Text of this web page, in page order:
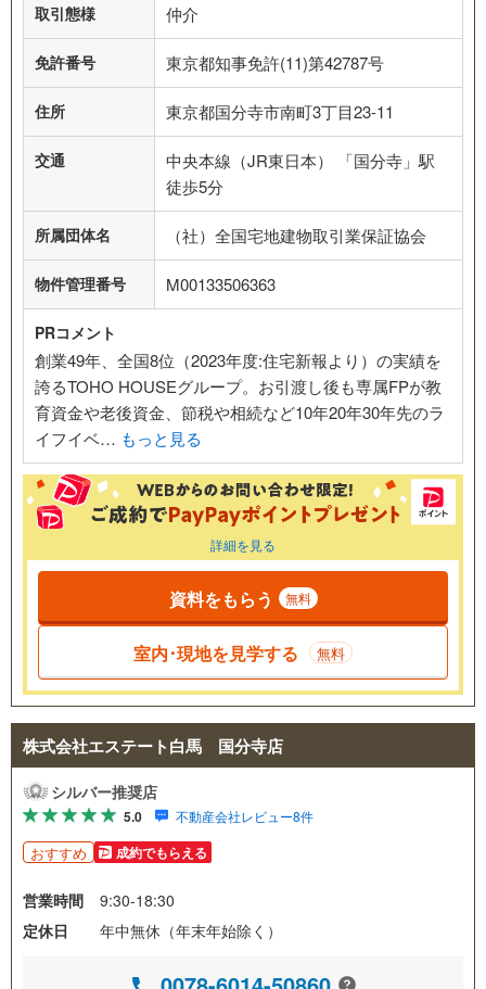
取引態様 仲介
免許番号 東京都知事免許(11)第42787号
住所 東京都国分寺市南町3丁目23-11
交通
中央本線（JR東日本） 「国分寺」駅
徒歩5分
所属団体名 （社）全国宅地建物取引業保証協会
物件管理番号 M00133506363
PRコメント
創業49年、全国8位（2023年度:住宅新報より）の実績を
誇るTOHO HOUSEグループ。お引渡し後も専属FPが教
育資金や老後資金、節税や相続など10年20年30年先のラ
イフイベ… もっと見る
詳細を見る
資料をもらう 無料
室内･現地を見学する 無料
株式会社エステート白馬 国分寺店
シルバー推奨店
5.0 不動産会社レビュー8件
おすすめ 成約でもらえる
営業時間
9:30-18:30
定休日
年中無休（年末年始除く）